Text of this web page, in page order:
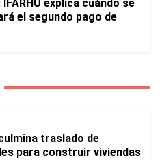
IFARHU explica cuándo se
el segundo pago de
traslado de
para construir viviendas